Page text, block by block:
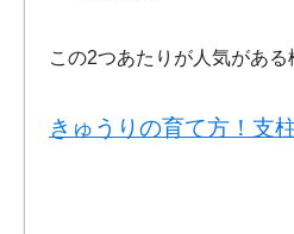
この2つあたりが人気がある
きゅうりの育て方！支